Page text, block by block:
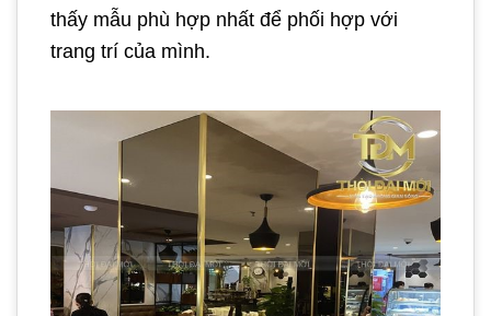
thấy mẫu phù hợp nhất để phối hợp với
trang trí của mình.